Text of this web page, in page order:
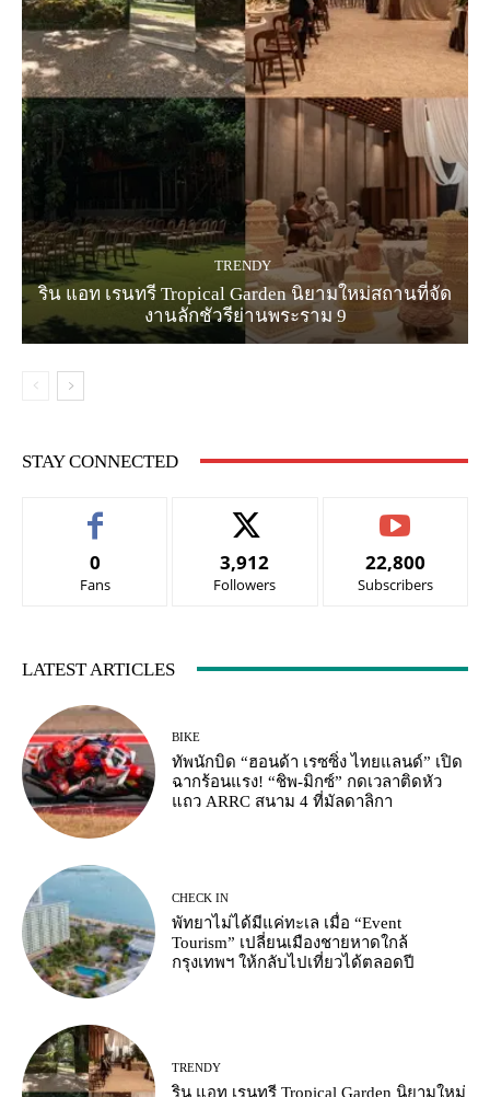
TRENDY
ริน แอท เรนทรี Tropical Garden นิยามใหม่สถานที่จัด
งานลักชัวรีย่านพระราม 9
STAY CONNECTED
0
Fans
3,912
Followers
22,800
Subscribers
LATEST ARTICLES
BIKE
ทัพนักบิด “ฮอนด้า เรซซิ่ง ไทยแลนด์” เปิด
ฉากร้อนแรง! “ชิพ-มิกซ์” กดเวลาติดหัว
แถว ARRC สนาม 4 ที่มัลดาลิกา
CHECK IN
พัทยาไม่ได้มีแค่ทะเล เมื่อ “Event
Tourism” เปลี่ยนเมืองชายหาดใกล้
กรุงเทพฯ ให้กลับไปเที่ยวได้ตลอดปี
TRENDY
ริน แอท เรนทรี Tropical Garden นิยามใหม่